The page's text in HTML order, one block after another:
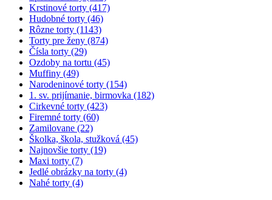
Krstinové torty (417)
Hudobné torty (46)
Rôzne torty (1143)
Torty pre ženy (874)
Čísla torty (29)
Ozdoby na tortu (45)
Muffiny (49)
Narodeninové torty (154)
1. sv. prijímanie, birmovka (182)
Cirkevné torty (423)
Firemné torty (60)
Zamilovane (22)
Školka, škola, stužková (45)
Najnovšie torty (19)
Maxi torty (7)
Jedlé obrázky na torty (4)
Nahé torty (4)